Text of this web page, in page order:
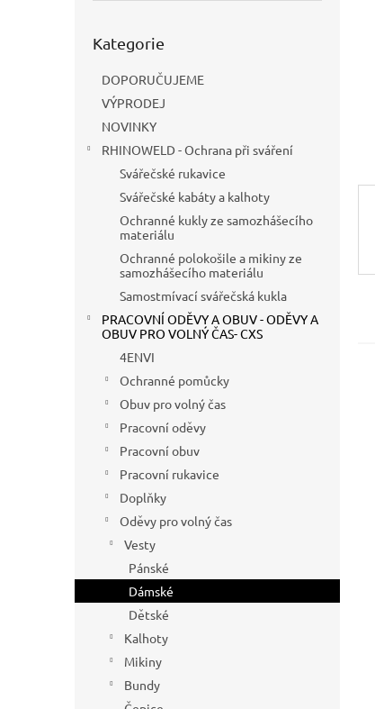
kategorie
Kategorie
DOPORUČUJEME
VÝPRODEJ
NOVINKY
RHINOWELD - Ochrana při sváření
Svářečské rukavice
Svářečské kabáty a kalhoty
Ochranné kukly ze samozhášecího
materiálu
Ochranné polokošile a mikiny ze
samozhášecího materiálu
Samostmívací svářečská kukla
PRACOVNÍ ODĚVY A OBUV - ODĚVY A
OBUV PRO VOLNÝ ČAS- CXS
4ENVI
Ochranné pomůcky
Obuv pro volný čas
Pracovní oděvy
Pracovní obuv
Pracovní rukavice
Doplňky
Oděvy pro volný čas
Vesty
Pánské
Dámské
Dětské
Kalhoty
Mikiny
Bundy